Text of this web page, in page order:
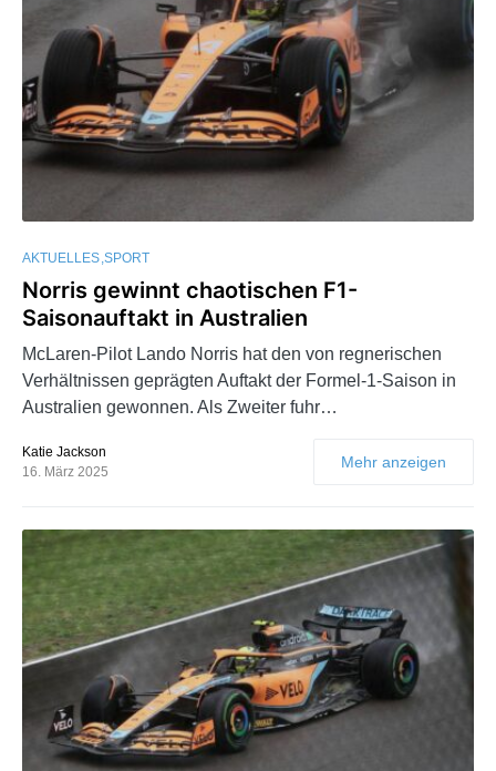
AKTUELLES SPORT
Norris gewinnt chaotischen F1-
Saisonauftakt in Australien
McLaren-Pilot Lando Norris hat den von regnerischen
Verhältnissen geprägten Auftakt der Formel-1-Saison in
Australien gewonnen. Als Zweiter fuhr…
Katie Jackson
16. März 2025
Mehr anzeigen